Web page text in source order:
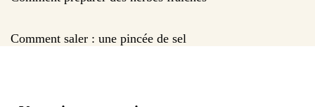
Comment saler : une pincée de sel